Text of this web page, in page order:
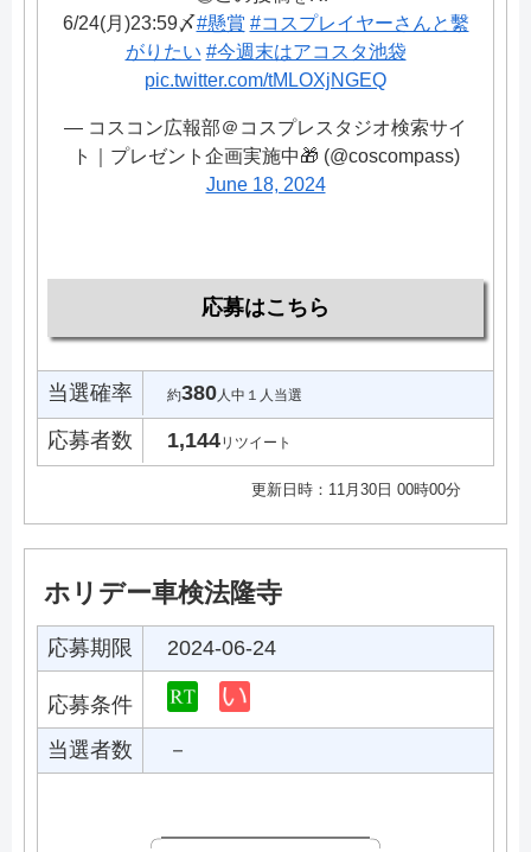
6/24(月)23:59〆#懸賞 #コスプレイヤーさんと繫
がりたい #今週末はアコスタ池袋
pic.twitter.com/tMLOXjNGEQ
— コスコン広報部＠コスプレスタジオ検索サイ
ト｜プレゼント企画実施中🎁 (@coscompass)
June 18, 2024
応募はこちら
当選確率 約380人中１人当選
応募者数 1,144リツイート
更新日時：11月30日 00時00分
ホリデー車検法隆寺
応募期限 2024-06-24
応募条件
当選者数
－
╭━━━━━━━━━━━╮